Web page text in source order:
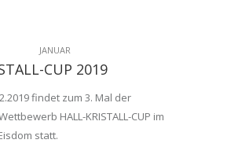
JANUAR
CUP 2019
findet zum 3. Mal der
HALL-KRISTALL-CUP im
statt.